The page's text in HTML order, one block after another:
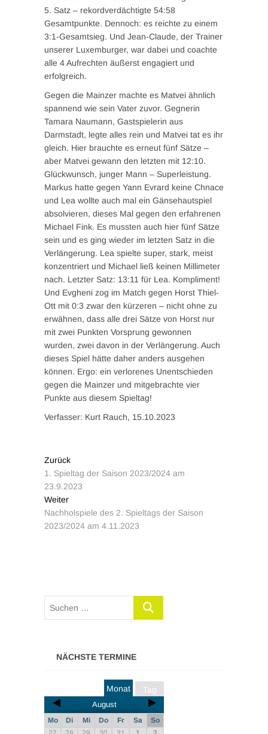
5. Satz – rekordverdächtigte 54:58
Gesamtpunkte. Dennoch: es reichte zu einem
3:1-Gesamtsieg. Und Jean-Claude, der Trainer
unserer Luxemburger, war dabei und coachte
alle 4 Aufrechten äußerst engagiert und
erfolgreich.
Gegen die Mainzer machte es Matvei ähnlich
spannend wie sein Vater zuvor. Gegnerin
Tamara Naumann, Gastspielerin aus
Darmstadt, legte alles rein und Matvei tat es ihr
gleich. Hier brauchte es erneut fünf Sätze –
aber Matvei gewann den letzten mit 12:10.
Glückwunsch, junger Mann – Superleistung.
Markus hatte gegen Yann Evrard keine Chnace
und Lea wollte auch mal ein Gänsehautspiel
absolvieren, dieses Mal gegen den erfahrenen
Michael Fink. Es mussten auch hier fünf Sätze
sein und es ging wieder im letzten Satz in die
Verlängerung. Lea spielte super, stark, meist
konzentriert und Michael ließ keinen Millimeter
nach. Letzter Satz: 13:11 für Lea. Kompliment!
Und Evgheni zog im Match gegen Horst Thiel-
Ott mit 0:3 zwar den kürzeren – nicht ohne zu
erwähnen, dass alle drei Sätze von Horst nur
mit zwei Punkten Vorsprung gewonnen
wurden, zwei davon in der Verlängerung. Auch
dieses Spiel hätte daher anders ausgehen
können. Ergo: ein verlorenes Unentschieden
gegen die Mainzer und mitgebrachte vier
Punkte aus diesem Spieltag!
Verfasser: Kurt Rauch, 15.10.2023
Zurück
1. Spieltag der Saison 2023/2024 am
23.9.2023
Weiter
Nachholspiele des 2. Spieltags der Saison
2023/2024 am 4.11.2023
NÄCHSTE TERMINE
Tag
Monat
August
Mo Di Mi Do Fr Sa
So